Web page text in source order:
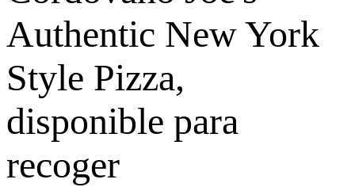
Authentic New York
Style Pizza,
disponible para
recoger